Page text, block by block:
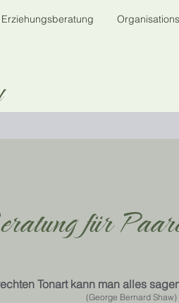
Erziehungsberatung
für
Tonart kann man alles
(George Bernard Shaw)